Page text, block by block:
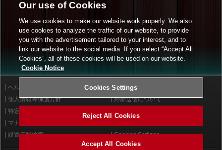
ヘルプ
利用規約
個人情報等保護方針
外部送信について
特定商取引法に基づく表示
マナー＆ルール
設置店舗検索
Cookies Settings
Our use of Cookies
We use cookies to make our website work properly. We also
use cookies to analyze the traffic of our website, to provide
you with the advertisement tailored to your interest, and to
link our website to the social media. If you select “Accept All
Cookies”, all of these cookies will be used on our website.
Cookie Notice
Cookies Settings
Reject All Cookies
Accept All Cookies